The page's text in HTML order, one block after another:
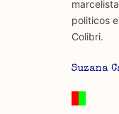
politicos
Colibri.
Suzana